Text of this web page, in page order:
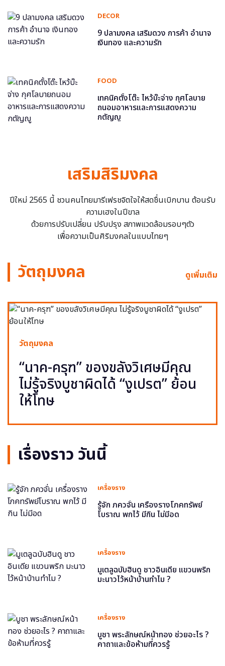
DECOR
9 ปลามงคล เสริมดวง การค้า อำนาจ
เงินทอง และความรัก
FOOD
เทคนิคตั้งโต๊ะ ไหว้บ๊ะจ่าง กุศโลบาย
ถนอมอาหารและการแสดงความ
กตัญญู
เสริมสิริมงคล
ปีใหม่ 2565 นี้ ชวนคนไทยมารีเฟรชจิตใจให้สดชื่นเบิกบาน ต้อนรับ
ความเฮงในปีขาล
ด้วยการปรับเปลี่ยน ปรับปรุง สภาพแวดล้อมรอบๆตัว
เพื่อความเป็นศิริมงคลในแบบไทยๆ
วัตถุมงคล ดูเพิ่มเติม
วัตถุมงคล
“นาค-ครุฑ” ของขลังวิเศษมีคุณ
ไม่รู้จริงบูชาผิดได้ “งูเปรต” ย้อน
ให้โทษ
เรื่องราว วันนี้
เครื่องราง
รู้จัก ภควจั่น เครื่องรางโภคทรัพย์
โบราณ พกไว้ มีกิน ไม่มีอด
เครื่องราง
มูเตลูฉบับฮินดู ชาวอินเดีย แขวนพริก
มะนาวไว้หน้าบ้านทำไม ?
เครื่องราง
บูชา พระลักษณ์หน้าทอง ช่วยอะไร ?
คาถาและข้อห้ามที่ควรรู้